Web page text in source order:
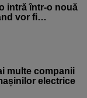
intră într-o nouă
vor fi…
multe companii
electrice